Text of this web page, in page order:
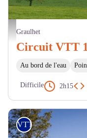
mairie de Puybegon
Graulhet
Au bord de l'eau
Difficile 2h15
VTT